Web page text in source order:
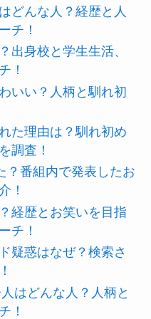
どんな人？経歴と人
チ！
出身校と学生生活、
！
いい？人柄と馴れ初
た理由は？馴れ初め
調査！
？番組内で発表したお
！
経歴とお笑いを目指
チ！
疑惑はなぜ？検索さ
はどんな人？人柄と
！